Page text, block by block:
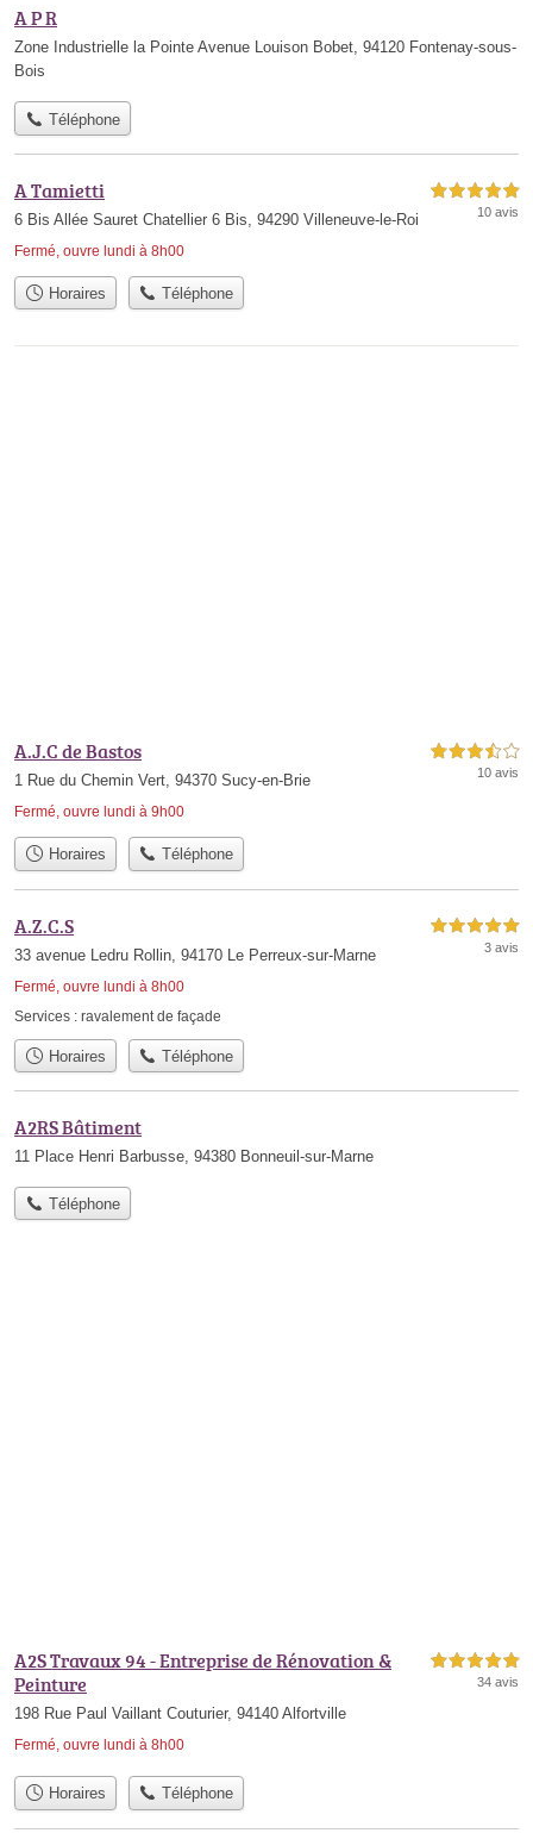
A P R
Zone Industrielle la Pointe Avenue Louison Bobet, 94120 Fontenay-sous-
Bois
Téléphone
A Tamietti
6 Bis Allée Sauret Chatellier 6 Bis, 94290 Villeneuve-le-Roi
Fermé, ouvre lundi à 8h00
5,0 étoiles sur 5
10 avis
Horaires Téléphone
A.J.C de Bastos
1 Rue du Chemin Vert, 94370 Sucy-en-Brie
Fermé, ouvre lundi à 9h00
3,5 étoiles sur 5
10 avis
Horaires Téléphone
A.Z.C.S
33 avenue Ledru Rollin, 94170 Le Perreux-sur-Marne
Fermé, ouvre lundi à 8h00
5,0 étoiles sur 5
3 avis
Services : ravalement de façade
Horaires Téléphone
A2RS Bâtiment
11 Place Henri Barbusse, 94380 Bonneuil-sur-Marne
Téléphone
A2S Travaux 94 - Entreprise de Rénovation &
Peinture
198 Rue Paul Vaillant Couturier, 94140 Alfortville
Fermé, ouvre lundi à 8h00
5,0 étoiles sur 5
34 avis
Horaires Téléphone